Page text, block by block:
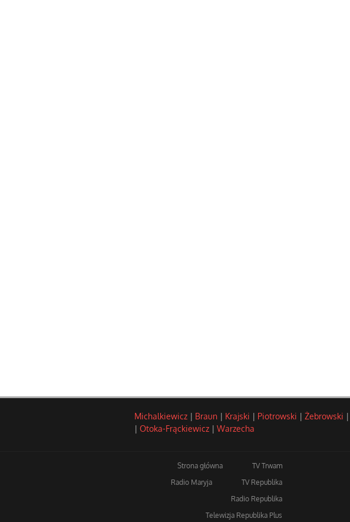
Michalkiewicz | Braun | Krajski | Piotrowski | Żebrowski |
| Otoka-Frąckiewicz | Warzecha
Strona główna
TV Trwam
Radio Maryja
TV Republika
Radio Republika
Telewizja Republika Plus